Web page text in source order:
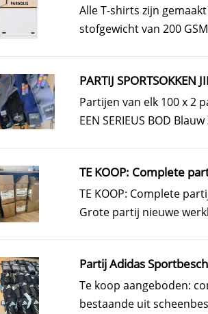
Alle T-shirts zijn
stofgewicht van 200
PARTIJ SPORTSOKKEN
Partijen van elk 100 x 2
EEN SERIEUS BOD
TE KOOP: Complete
TE KOOP: Complete
Grote partij nieuwe
Partij Adidas
Te koop aangeboden:
bestaande uit